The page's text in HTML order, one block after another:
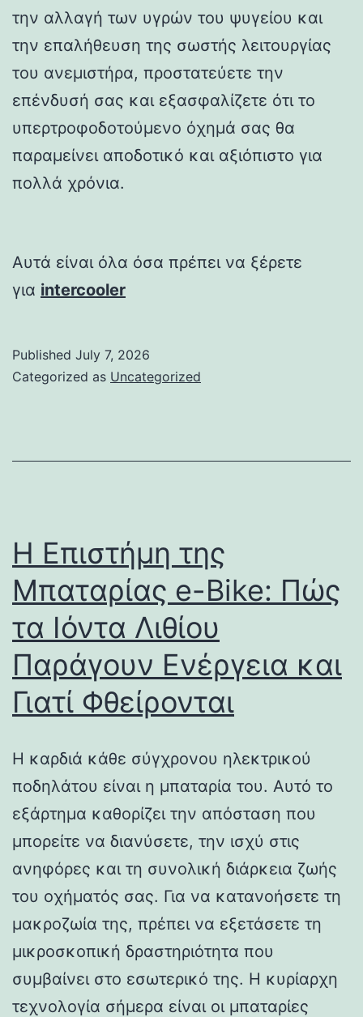
την αλλαγή των υγρών του ψυγείου και
την επαλήθευση της σωστής λειτουργίας
του ανεμιστήρα, προστατεύετε την
επένδυσή σας και εξασφαλίζετε ότι το
υπερτροφοδοτούμενο όχημά σας θα
παραμείνει αποδοτικό και αξιόπιστο για
πολλά χρόνια.
Αυτά είναι όλα όσα πρέπει να ξέρετε
για intercooler
Published July 7, 2026
Categorized as Uncategorized
Η Επιστήμη της
Μπαταρίας e-Bike: Πώς
τα Ιόντα Λιθίου
Παράγουν Ενέργεια και
Γιατί Φθείρονται
Η καρδιά κάθε σύγχρονου ηλεκτρικού
ποδηλάτου είναι η μπαταρία του. Αυτό το
εξάρτημα καθορίζει την απόσταση που
μπορείτε να διανύσετε, την ισχύ στις
ανηφόρες και τη συνολική διάρκεια ζωής
του οχήματός σας. Για να κατανοήσετε τη
μακροζωία της, πρέπει να εξετάσετε τη
μικροσκοπική δραστηριότητα που
συμβαίνει στο εσωτερικό της. Η κυρίαρχη
τεχνολογία σήμερα είναι οι μπαταρίες